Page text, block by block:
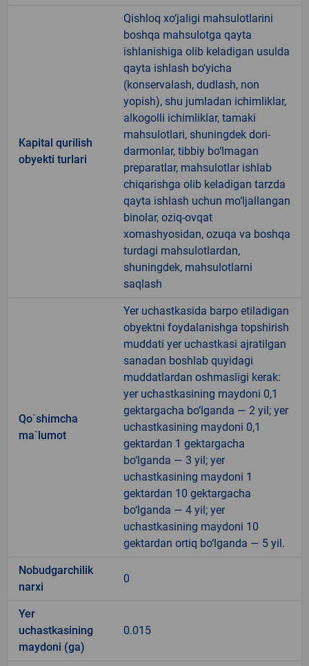
Kapital qurilish
obyekti turlari
Qishloq xo‘jaligi mahsulotlarini
boshqa mahsulotga qayta
ishlanishiga olib keladigan usulda
qayta ishlash bo‘yicha
(konservalash, dudlash, non
yopish), shu jumladan ichimliklar,
alkogolli ichimliklar, tamaki
mahsulotlari, shuningdek dori-
darmonlar, tibbiy bo‘lmagan
preparatlar, mahsulotlar ishlab
chiqarishga olib keladigan tarzda
qayta ishlash uchun mo‘ljallangan
binolar, oziq-ovqat
xomashyosidan, ozuqa va boshqa
turdagi mahsulotlardan,
shuningdek, mahsulotlarni
saqlash
Qo`shimcha
ma`lumot
Yer uchastkasida barpo etiladigan
obyektni foydalanishga topshirish
muddati yer uchastkasi ajratilgan
sanadan boshlab quyidagi
muddatlardan oshmasligi kerak:
yer uchastkasining maydoni 0,1
gektargacha bo‘lganda — 2 yil; yer
uchastkasining maydoni 0,1
gektardan 1 gektargacha
bo‘lganda — 3 yil; yer
uchastkasining maydoni 1
gektardan 10 gektargacha
bo‘lganda — 4 yil; yer
uchastkasining maydoni 10
gektardan ortiq bo‘lganda — 5 yil.
Nobudgarchilik
narxi
0
Yer
uchastkasining
maydoni (ga)
0.015